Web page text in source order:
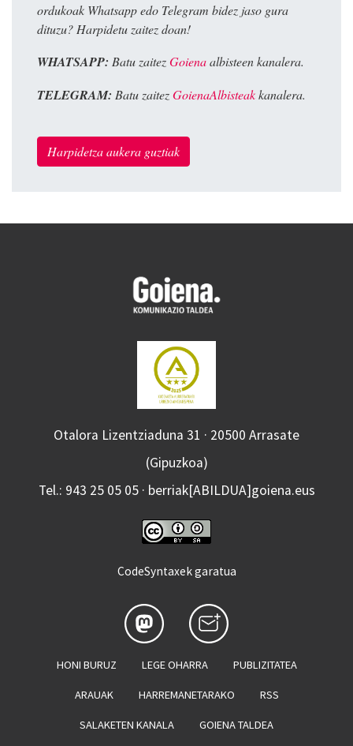
ordukoak Whatsapp edo Telegram bidez jaso gura
dituzu? Harpidetu zaitez doan!
WHATSAPP: Batu zaitezGoienaalbisteen kanalera.
TELEGRAM: Batu zaitezGoienaAlbisteakkanalera.
Harpidetza aukera guztiak
Otalora Lizentziaduna 31 · 20500 Arrasate
(Gipuzkoa)
Tel.: 943 25 05 05 · berriak[ABILDUA]goiena.eus
CodeSyntaxek garatua
HONI BURUZ LEGE OHARRA PUBLIZITATEA
ARAUAK HARREMANETARAKO RSS
SALAKETEN KANALA GOIENA TALDEA